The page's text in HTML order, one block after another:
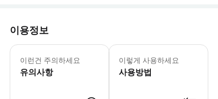
이용정보
이런건 주의하세요
유의사항
예약 하실때 호텔명을 기재해주시면
이렇게 사용하세요
사용방법